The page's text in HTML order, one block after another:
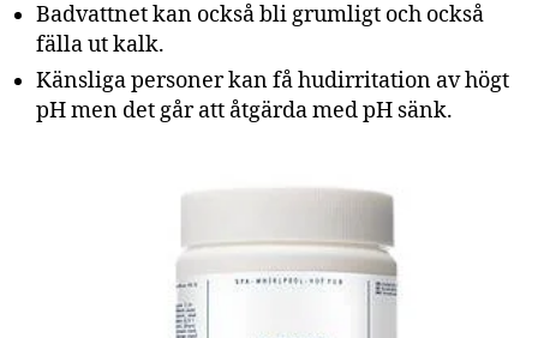
Badvattnet kan också bli grumligt och också
fälla ut kalk.
Känsliga personer kan få hudirritation av högt
pH men det går att åtgärda med pH sänk.